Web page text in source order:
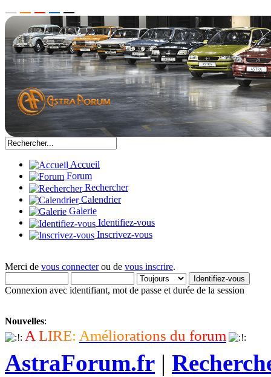
Accueil
Forum
Rechercher
Calendrier
Galerie
Identifiez-vous
Inscrivez-vous
Merci de vous connecterou de vous inscrire.
Connexion avec identifiant, mot de passe et durée de la session
Nouvelles:
A LIRE: Améliorations du forum
AstraForum.fr |